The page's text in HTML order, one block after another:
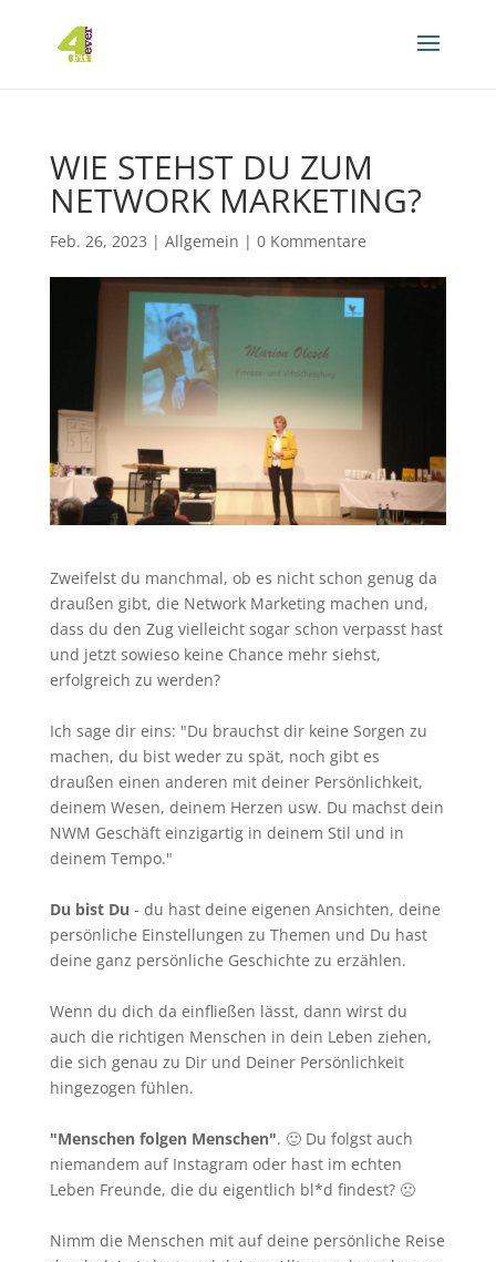
WIE STEHST DU ZUM
NETWORK MARKETING?
Feb. 26, 2023 | Allgemein | 0 Kommentare
Zweifelst du manchmal, ob es nicht schon genug da
draußen gibt, die Network Marketing machen und,
dass du den Zug vielleicht sogar schon verpasst hast
und jetzt sowieso keine Chance mehr siehst,
erfolgreich zu werden?
Ich sage dir eins: "Du brauchst dir keine Sorgen zu
machen, du bist weder zu spät, noch gibt es
draußen einen anderen mit deiner Persönlichkeit,
deinem Wesen, deinem Herzen usw. Du machst dein
NWM Geschäft einzigartig in deinem Stil und in
deinem Tempo."
Du bist Du - du hast deine eigenen Ansichten, deine
persönliche Einstellungen zu Themen und Du hast
deine ganz persönliche Geschichte zu erzählen.
Wenn du dich da einfließen lässt, dann wirst du
auch die richtigen Menschen in dein Leben ziehen,
die sich genau zu Dir und Deiner Persönlichkeit
hingezogen fühlen.
"Menschen folgen Menschen". 🙂 Du folgst auch
niemandem auf Instagram oder hast im echten
Leben Freunde, die du eigentlich bl*d findest? 🙁
Nimm die Menschen mit auf deine persönliche Reise